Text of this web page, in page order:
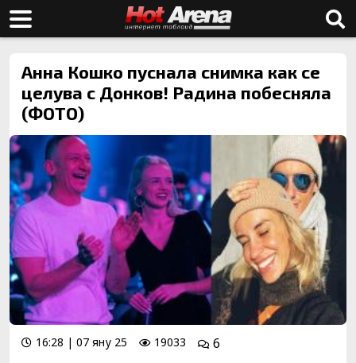
Анна Кошко пуснала снимка как се
целува с Донков! Радина побесняла
(ФОТО)
16:28 | 07 яну 25 19033 6